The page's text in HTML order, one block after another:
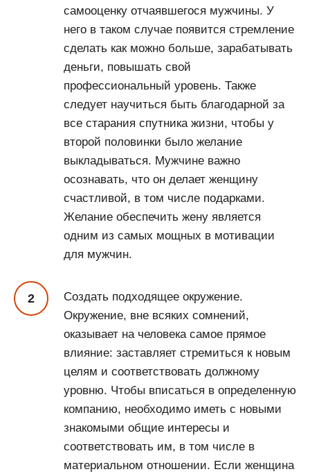
самооценку отчаявшегося мужчины. У
него в таком случае появится стремление
сделать как можно больше, зарабатывать
деньги, повышать свой
профессиональный уровень. Также
следует научиться быть благодарной за
все старания спутника жизни, чтобы у
второй половинки было желание
выкладываться. Мужчине важно
осознавать, что он делает женщину
счастливой, в том числе подарками.
Желание обеспечить жену является
одним из самых мощных в мотивации
для мужчин.
Создать подходящее окружение.
Окружение, вне всяких сомнений,
оказывает на человека самое прямое
влияние: заставляет стремиться к новым
целям и соответствовать должному
уровню. Чтобы вписаться в определенную
компанию, необходимо иметь с новыми
знакомыми общие интересы и
соответствовать им, в том числе в
материальном отношении. Если женщина